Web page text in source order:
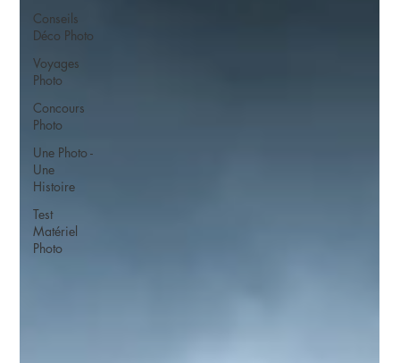
Conseils
Déco Photo
Voyages
Photo
Concours
Photo
Une Photo -
Une
Histoire
Test
Matériel
Photo